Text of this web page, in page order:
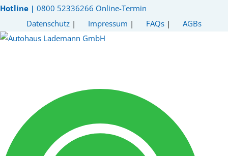
Hotline | 0800 52336266 Online-Termin
Datenschutz | Impressum | FAQs | AGBs